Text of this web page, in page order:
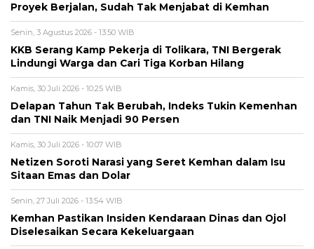
Proyek Berjalan, Sudah Tak Menjabat di Kemhan
Senin, 3 Agustus 2026 - 13:50 WIB
KKB Serang Kamp Pekerja di Tolikara, TNI Bergerak
Lindungi Warga dan Cari Tiga Korban Hilang
Kamis, 30 Juli 2026 - 10:25 WIB
Delapan Tahun Tak Berubah, Indeks Tukin Kemenhan
dan TNI Naik Menjadi 90 Persen
Kamis, 30 Juli 2026 - 10:07 WIB
Netizen Soroti Narasi yang Seret Kemhan dalam Isu
Sitaan Emas dan Dolar
Senin, 27 Juli 2026 - 13:54 WIB
Kemhan Pastikan Insiden Kendaraan Dinas dan Ojol
Diselesaikan Secara Kekeluargaan